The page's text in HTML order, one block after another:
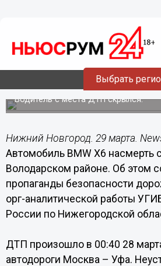
Выбрать
29.03.201611:30
BMW X6 насмерть сбил
Володарском районе
Водитель с места ДТП скрылся.
Нижний Новгород. 29 марта.
Автомобиль BMW X6 насмерть
Володарском районе. Об этом
пропаганды безопасности
орг-аналитической работы
России по Нижегородской
ДТП произошло в 00:40 28
автодороги Москва – Уфа.